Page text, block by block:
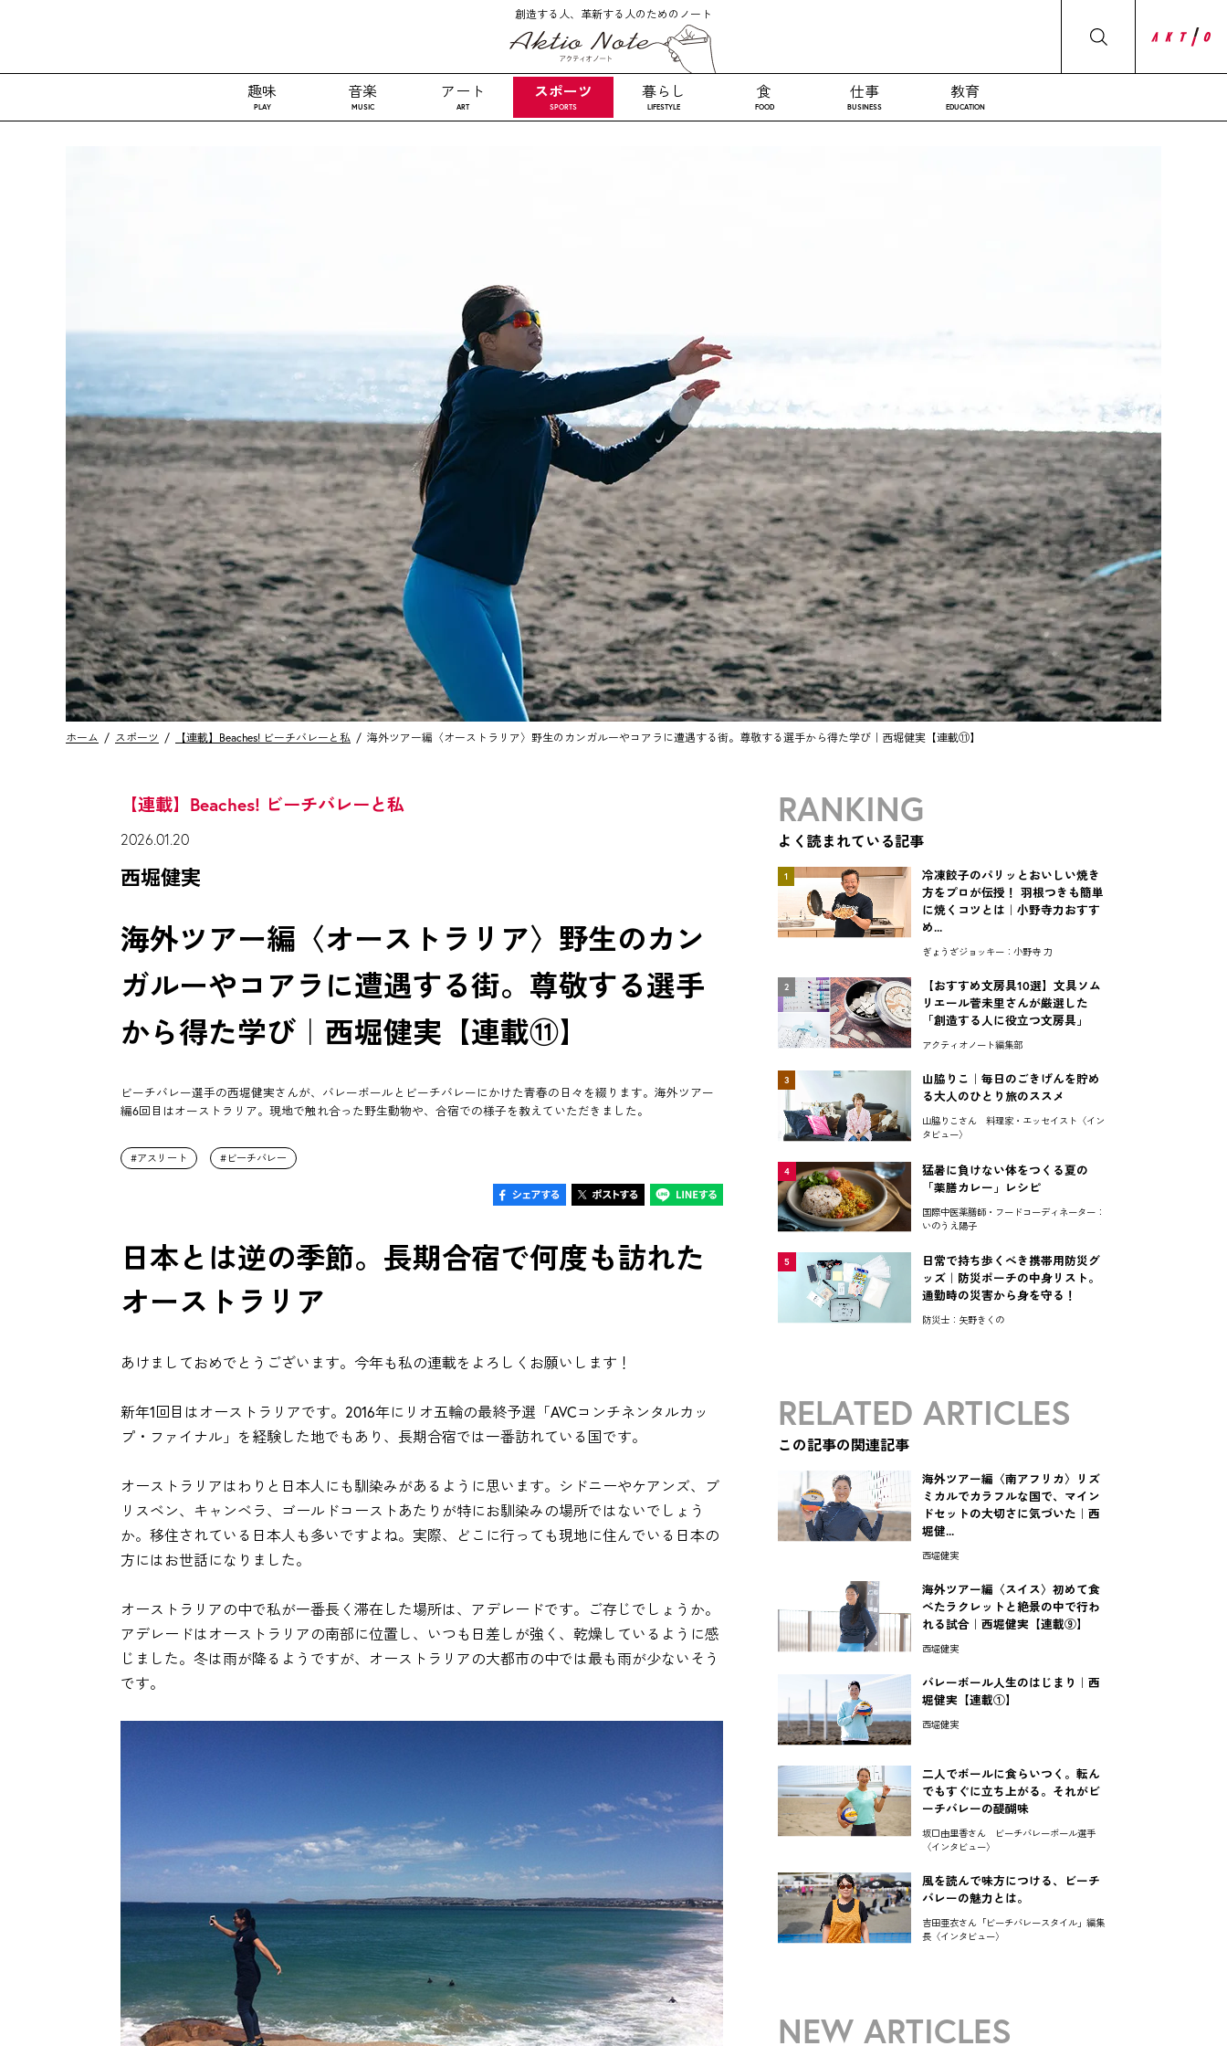
創造する人、革新する人のためのノート
趣味
PLAY
音楽
MUSIC
アート
ART
スポーツ
SPORTS
暮らし
LIFESTYLE
食
FOOD
仕事
BUSINESS
教育
EDUCATION
ホーム スポーツ 【連載】Beaches! ビーチバレーと私 海外ツアー編〈オーストラリア〉野生のカンガルーやコアラに遭遇する街。尊敬する選手から得た学び｜西堀健実【連載⑪】
【連載】Beaches! ビーチバレーと私
2026.01.20
西堀健実
海外ツアー編〈オーストラリア〉野生のカン
ガルーやコアラに遭遇する街。尊敬する選手
から得た学び｜西堀健実【連載⑪】
ビーチバレー選手の西堀健実さんが、バレーボールとビーチバレーにかけた青春の日々を綴ります。海外ツアー
編6回目はオーストラリア。現地で触れ合った野生動物や、合宿での様子を教えていただきました。
アスリート ビーチバレー
日本とは逆の季節。長期合宿で何度も訪れた
オーストラリア
あけましておめでとうございます。今年も私の連載をよろしくお願いします！
新年1回目はオーストラリアです。2016年にリオ五輪の最終予選「AVCコンチネンタルカッ
プ・ファイナル」を経験した地でもあり、長期合宿では一番訪れている国です。
オーストラリアはわりと日本人にも馴染みがあるように思います。シドニーやケアンズ、ブ
リスベン、キャンベラ、ゴールドコーストあたりが特にお馴染みの場所ではないでしょう
か。移住されている日本人も多いですよね。実際、どこに行っても現地に住んでいる日本の
方にはお世話になりました。
オーストラリアの中で私が一番長く滞在した場所は、アデレードです。ご存じでしょうか。
アデレードはオーストラリアの南部に位置し、いつも日差しが強く、乾燥しているように感
じました。冬は雨が降るようですが、オーストラリアの大都市の中では最も雨が少ないそう
です。
RANKING
よく読まれている記事
1
冷凍餃子のパリッとおいしい焼き
方をプロが伝授！ 羽根つきも簡単
に焼くコツとは｜小野寺力おすす
め...
ぎょうざジョッキー：小野寺 力
2
【おすすめ文房具10選】文具ソム
リエール菅未里さんが厳選した
「創造する人に役立つ文房具」
アクティオノート編集部
3
山脇りこ｜毎日のごきげんを貯め
る大人のひとり旅のススメ
山脇りこさん 料理家・エッセイスト〈イン
タビュー〉
4
猛暑に負けない体をつくる夏の
「薬膳カレー」レシピ
国際中医薬膳師・フードコーディネーター：
いのうえ陽子
5
日常で持ち歩くべき携帯用防災グ
ッズ｜防災ポーチの中身リスト。
通勤時の災害から身を守る！
防災士：矢野きくの
RELATED ARTICLES
この記事の関連記事
海外ツアー編〈南アフリカ〉リズ
ミカルでカラフルな国で、マイン
ドセットの大切さに気づいた｜西
堀健...
西堀健実
海外ツアー編〈スイス〉初めて食
べたラクレットと絶景の中で行わ
れる試合｜西堀健実【連載⑨】
西堀健実
バレーボール人生のはじまり｜西
堀健実【連載①】
西堀健実
二人でボールに食らいつく。転ん
でもすぐに立ち上がる。それがビ
ーチバレーの醍醐味
坂口由里香さん ビーチバレーボール選手
〈インタビュー〉
風を読んで味方につける、ビーチ
バレーの魅力とは。
吉田亜衣さん「ビーチバレースタイル」編集
長〈インタビュー〉
NEW ARTICLES